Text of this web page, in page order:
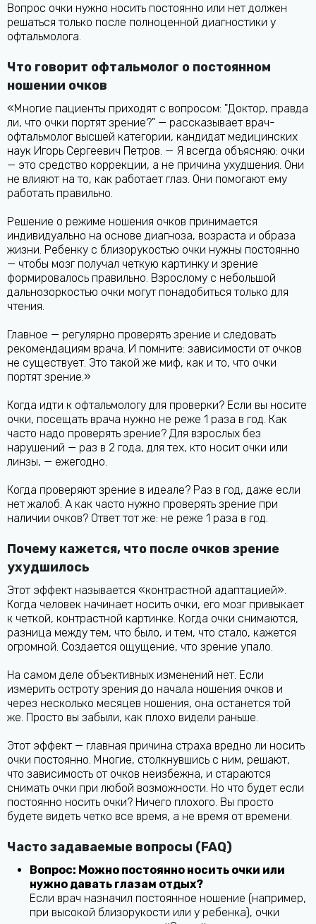
Вопрос очки нужно носить постоянно или нет должен
решаться только после полноценной диагностики у
офтальмолога.
Что говорит офтальмолог о постоянном
ношении очков
«Многие пациенты приходят с вопросом: "Доктор, правда
ли, что очки портят зрение?" — рассказывает врач-
офтальмолог высшей категории, кандидат медицинских
наук Игорь Сергеевич Петров. — Я всегда объясняю: очки
— это средство коррекции, а не причина ухудшения. Они
не влияют на то, как работает глаз. Они помогают ему
работать правильно.
Решение о режиме ношения очков принимается
индивидуально на основе диагноза, возраста и образа
жизни. Ребенку с близорукостью очки нужны постоянно
— чтобы мозг получал четкую картинку и зрение
формировалось правильно. Взрослому с небольшой
дальнозоркостью очки могут понадобиться только для
чтения.
Главное — регулярно проверять зрение и следовать
рекомендациям врача. И помните: зависимости от очков
не существует. Это такой же миф, как и то, что очки
портят зрение.»
Когда идти к офтальмологу для проверки? Если вы носите
очки, посещать врача нужно не реже 1 раза в год. Как
часто надо проверять зрение? Для взрослых без
нарушений — раз в 2 года, для тех, кто носит очки или
линзы, — ежегодно.
Когда проверяют зрение в идеале? Раз в год, даже если
нет жалоб. А как часто нужно проверять зрение при
наличии очков? Ответ тот же: не реже 1 раза в год.
Почему кажется, что после очков зрение
ухудшилось
Этот эффект называется «контрастной адаптацией».
Когда человек начинает носить очки, его мозг привыкает
к четкой, контрастной картинке. Когда очки снимаются,
разница между тем, что было, и тем, что стало, кажется
огромной. Создается ощущение, что зрение упало.
На самом деле объективных изменений нет. Если
измерить остроту зрения до начала ношения очков и
через несколько месяцев ношения, она останется той
же. Просто вы забыли, как плохо видели раньше.
Этот эффект — главная причина страха вредно ли носить
очки постоянно. Многие, столкнувшись с ним, решают,
что зависимость от очков неизбежна, и стараются
снимать очки при любой возможности. Но что будет если
постоянно носить очки? Ничего плохого. Вы просто
будете видеть четко все время, а не время от времени.
Часто задаваемые вопросы (FAQ)
Вопрос: Можно постоянно носить очки или
нужно давать глазам отдых?
Если врач назначил постоянное ношение (например,
при высокой близорукости или у ребенка), очки